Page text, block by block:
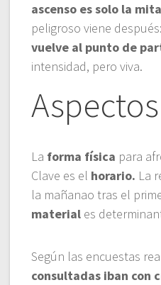
ascenso es solo la
peligroso viene
vuelve al punto de
intensidad, pero viva.
La forma física para
Clave es el horario. La
la mañanao tras el
material es
Según las encuestas
consultadas iban con